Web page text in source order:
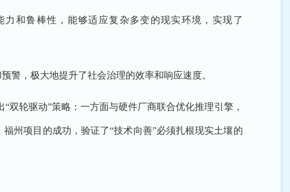
和鲁棒性，能够适应复杂多变的现实环境，实现了
警，极大地提升了社会治理的效率和响应速度。
轮驱动”策略：一方面与硬件厂商联合优化推理引擎，
州项目的成功，验证了“技术向善”必须扎根现实土壤的